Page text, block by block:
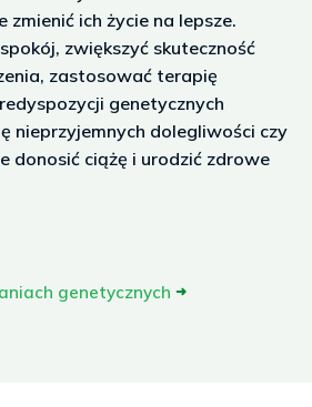
zmienić ich życie na lepsze.
zwiększyć skuteczność
zastosować terapię
genetycznych
nieprzyjemnych dolegliwości czy
donosić ciążę i urodzić zdrowe
genetycznych ➜